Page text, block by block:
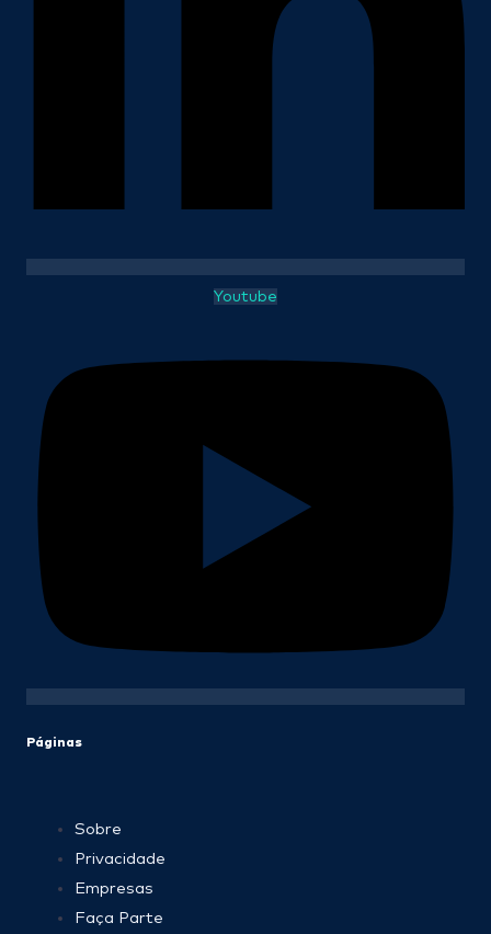
Youtube
Páginas
Sobre
Privacidade
Empresas
Faça Parte